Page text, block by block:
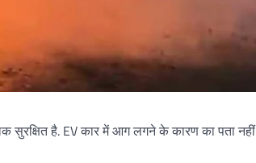
सुरक्षित है. EV कार में आग लगने के कारण का पता नहीं